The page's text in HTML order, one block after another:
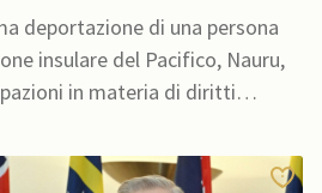
deportazione di una persona
insulare del Pacifico, Nauru,
in materia di diritti